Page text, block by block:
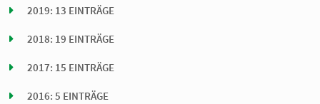
2019: 13 EINTRÄGE
2018: 19 EINTRÄGE
2017: 15 EINTRÄGE
2016: 5 EINTRÄGE